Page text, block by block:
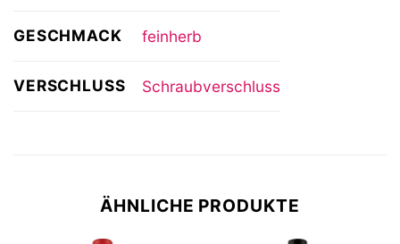
GESCHMACK feinherb
VERSCHLUSS Schraubverschluss
ÄHNLICHE PRODUKTE